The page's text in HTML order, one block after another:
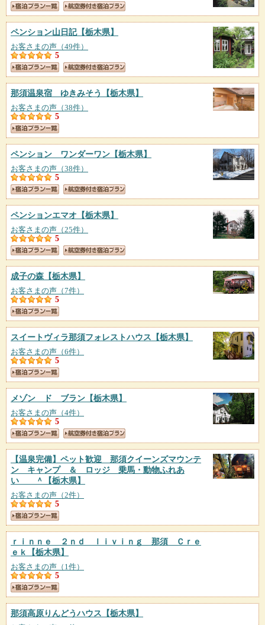
ペンション山日記【栃木県】
お客さまの声（49件）
5
那須温泉宿 ゆきみそう 【栃木県】
お客さまの声（38件）
5
ペンション ワンダーワン 【栃木県】
お客さまの声（38件）
5
ペンションエマオ 【栃木県】
お客さまの声（25件）
5
成子の森 【栃木県】
お客さまの声（7件）
5
スイートヴィラ那須フォレストハウス 【栃木県】
お客さまの声（6件）
5
メゾン ド ブラン 【栃木県】
お客さまの声（4件）
5
【温泉完備】ペット歓迎 那須クイーンズマウンテ
ン キャンプ ＆ ロッジ 乗馬・動物ふれあ
い ＾
【栃木県】
お客さまの声（2件）
5
ｒｉｎｎｅ ２ｎｄ ｌｉｖｉｎｇ 那須 Ｃｒｅ
ｅｋ
【栃木県】
お客さまの声（1件）
5
那須高原りんどうハウス 【栃木県】